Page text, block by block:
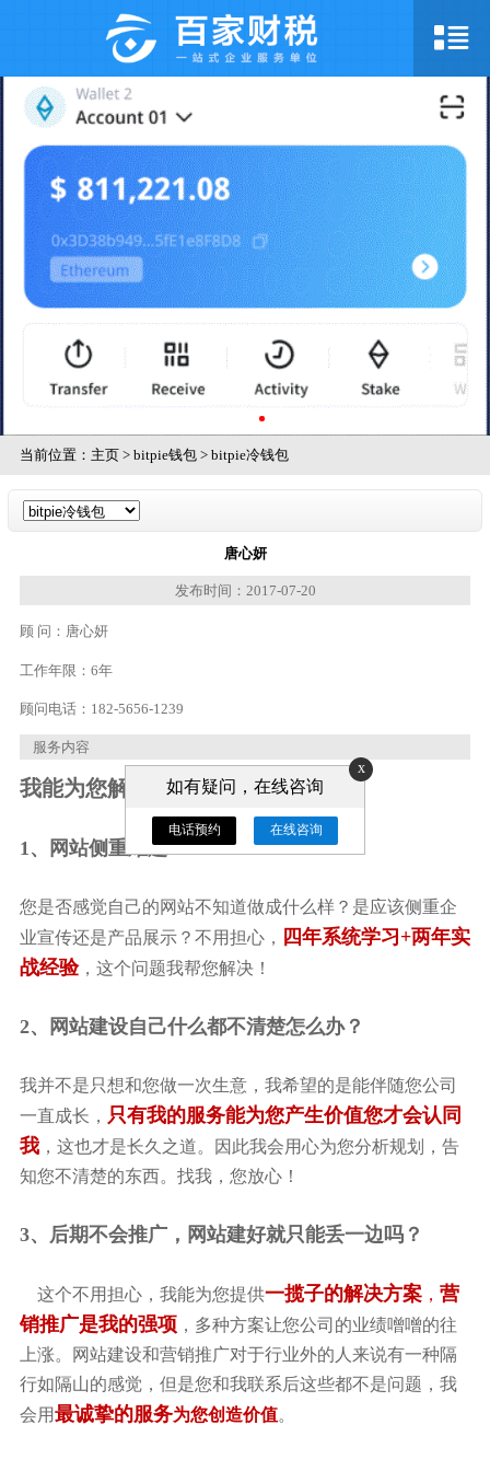
当前位置： 主页> bitpie钱包> bitpie冷钱包
唐心妍
发布时间：2017-07-20
顾 问： 唐心妍
工作年限： 6年
顾问电话： 182-5656-1239
服务内容
我能为您解决以下问题：
1、网站侧重难题：
您是否感觉自己的网站不知道做成什么样？是应该侧重企
业宣传还是产品展示？不用担心，
四年系统学习+两年实
战经验，这个问题我帮您解决！
2、网站建设自己什么都不清楚怎么办？
我并不是只想和您做一次生意，我希望的是能伴随您公司
一直成长， 只有我的服务能为您产生价值您才会认同
我，这也才是长久之道。因此我会用心为您分析规划，告
知您不清楚的东西。找我，您放心！
3、后期不会推广，网站建好就只能丢一边吗？
这个不用担心，我能为您提供一揽子的解决方案， 营
销推广是我的强项 ，多种方案让您公司的业绩噌噌的往
上涨。网站建设和营销推广对于行业外的人来说有一种隔
行如隔山的感觉，但是您和我联系后这些都不是问题，我
会用最诚挚的服务为您创造价值。
x
如有疑问，在线咨询
电话预约 在线咨询